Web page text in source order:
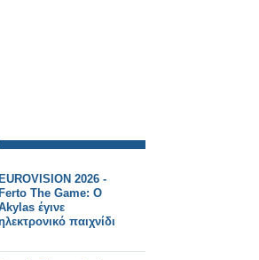
EUROVISION 2026 -
Ferto The Game: Ο
έγινε
παιχνίδι